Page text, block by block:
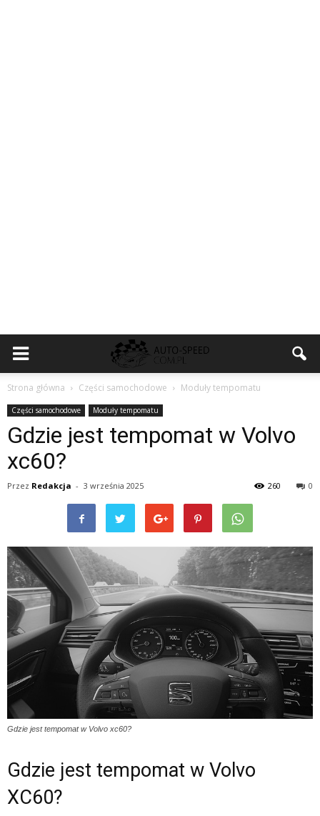
Strona główna Części samochodowe Moduły tempomatu
Części samochodowe Moduły tempomatu
Gdzie jest tempomat w Volvo
xc60?
Przez Redakcja - 3 września 2025 0
260
Gdzie jest tempomat w Volvo xc60?
Gdzie jest tempomat w Volvo
XC60?